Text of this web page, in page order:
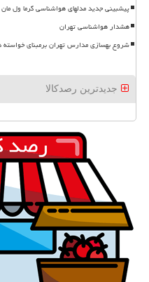
پیشبینی جدید مدلهای هواشناسی گرما ول
هشدار هواشناسی تهران
شروع بهسازی مدارس تهران برمبنای خواسته
جدیدترین رصدکالا